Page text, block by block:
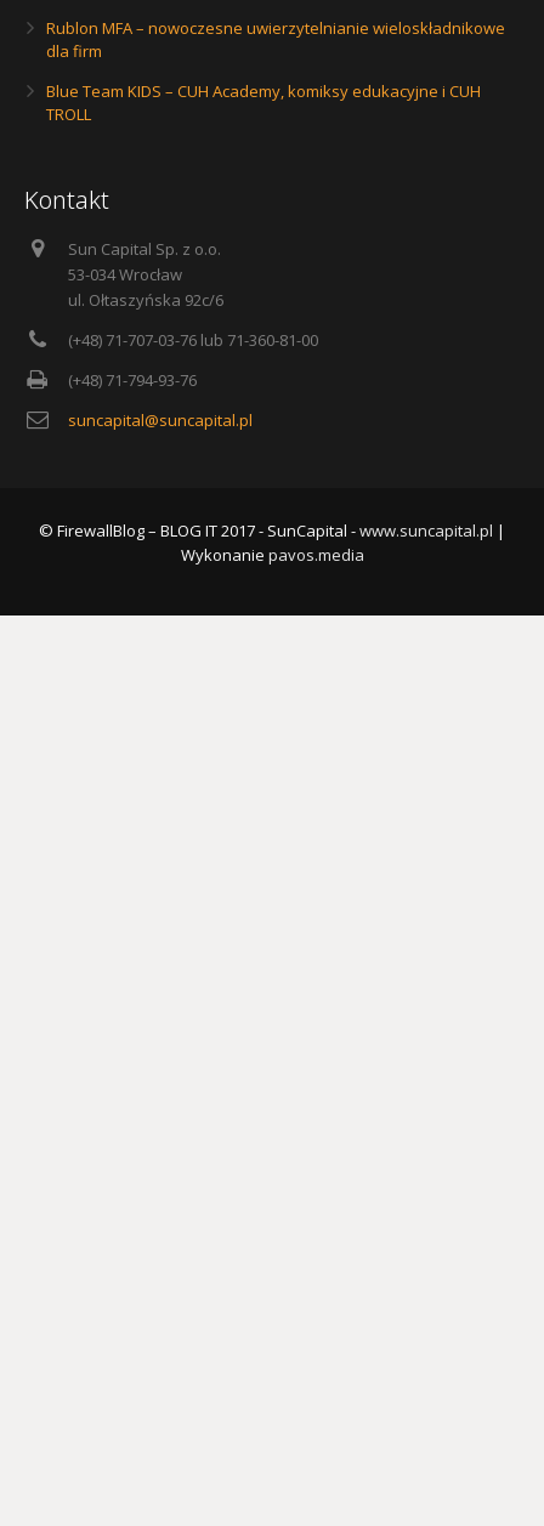
Rublon MFA – nowoczesne uwierzytelnianie wieloskładnikowe
dla firm
Blue Team KIDS – CUH Academy, komiksy edukacyjne i CUH
TROLL
Kontakt
Sun Capital Sp. z o.o.
53-034 Wrocław
ul. Ołtaszyńska 92c/6
(+48) 71-707-03-76 lub 71-360-81-00
(+48) 71-794-93-76
suncapital@suncapital.pl
© FirewallBlog – BLOG IT 2017 - SunCapital -www.suncapital.pl |
Wykonanie pavos.media